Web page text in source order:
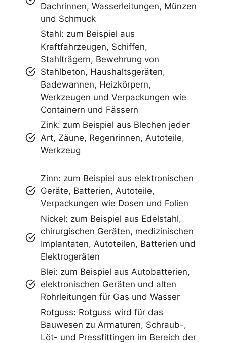
Dachrinnen, Wasserleitungen, Münzen
und Schmuck
Stahl: zum Beispiel aus
Kraftfahrzeugen, Schiffen,
Stahlträgern, Bewehrung von
Stahlbeton, Haushaltsgeräten,
Badewannen, Heizkörpern,
Werkzeugen und Verpackungen wie
Containern und Fässern
Zink: zum Beispiel aus Blechen jeder
Art, Zäune, Regenrinnen, Autoteile,
Werkzeug
Zinn: zum Beispiel aus elektronischen
Geräte, Batterien, Autoteile,
Verpackungen wie Dosen und Folien
Nickel: zum Beispiel aus Edelstahl,
chirurgischen Geräten, medizinischen
Implantaten, Autoteilen, Batterien und
Elektrogeräten
Blei: zum Beispiel aus Autobatterien,
elektronischen Geräten und alten
Rohrleitungen für Gas und Wasser
Rotguss: Rotguss wird für das
Bauwesen zu Armaturen, Schraub-,
Löt- und Pressfittingen im Bereich der